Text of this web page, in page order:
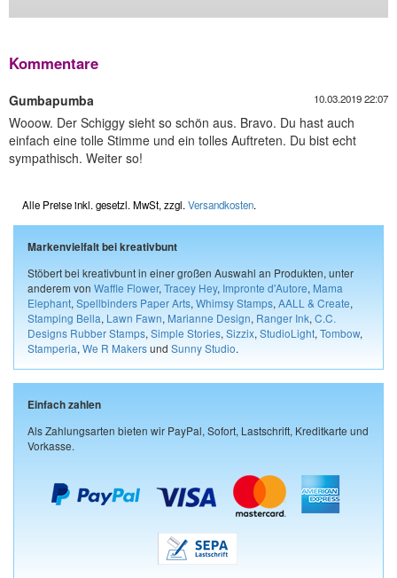
Kommentare
Gumbapumba 10.03.2019 22:07
Wooow. Der Schiggy sieht so schön aus. Bravo. Du hast auch
einfach eine tolle Stimme und ein tolles Auftreten. Du bist echt
sympathisch. Weiter so!
Alle Preise inkl. gesetzl. MwSt, zzgl. Versandkosten.
Markenvielfalt bei kreativbunt
Stöbert bei kreativbunt in einer großen Auswahl an Produkten, unter
anderem von Waffle Flower, Tracey Hey, Impronte d'Autore, Mama
Elephant, Spellbinders Paper Arts, Whimsy Stamps, AALL & Create,
Stamping Bella, Lawn Fawn, Marianne Design, Ranger Ink, C.C.
Designs Rubber Stamps, Simple Stories, Sizzix, StudioLight, Tombow,
Stamperia, We R Makersund Sunny Studio.
Einfach zahlen
Als Zahlungsarten bieten wir PayPal, Sofort, Lastschrift, Kreditkarte und
Vorkasse.